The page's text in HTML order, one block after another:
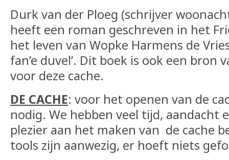
Durk van der Ploeg (schrijver
heeft een roman geschreven in het
het leven van Wopke Harmens de
fan’e duvel’. Dit boek is ook een bron
voor deze cache.
DE CACHE: voor het openen van de
nodig. We hebben veel tijd, aandacht
plezier aan het maken van de cache
tools zijn aanwezig, er hoeft niets